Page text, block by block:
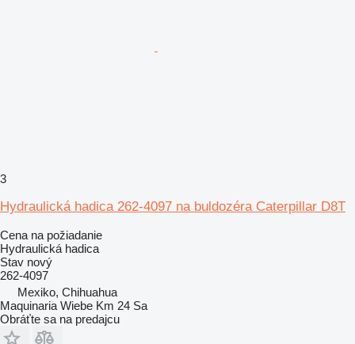
3
Hydraulická hadica 262-4097 na buldozéra Caterpillar D8T
Cena na požiadanie
Hydraulická hadica
Stav nový
262-4097
Mexiko, Chihuahua
Maquinaria Wiebe Km 24 Sa
Obráťte sa na predajcu